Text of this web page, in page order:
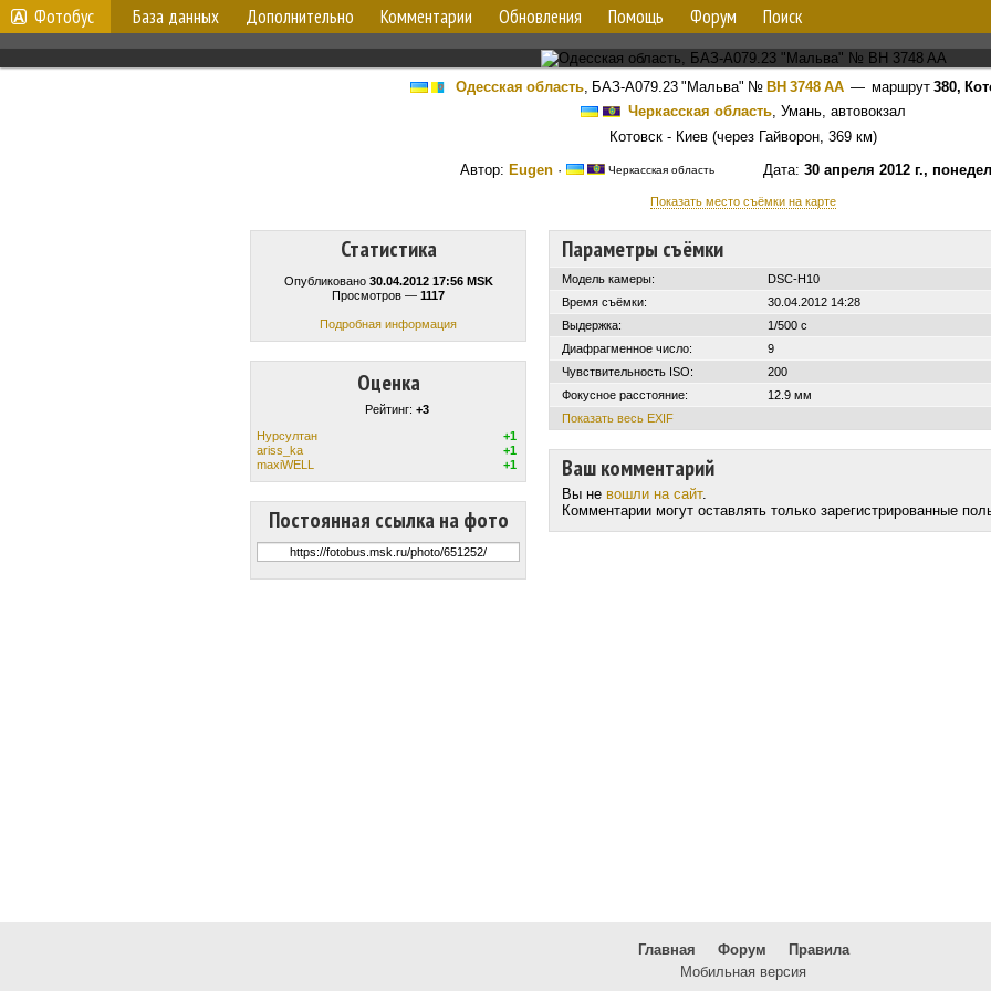
Фотобус База данных Дополнительно Комментарии Обновления Помощь Форум Поиск
Одесская область, БАЗ-А079.23 "Мальва" № BH 3748 AA — маршрут 380,
Черкасская область, Умань, автовокзал
Котовск - Киев (через Гайворон, 369 км)
Автор: Eugen · Черкасская область Дата: 30 апреля 2012 г.,
Показать место съёмки на карте
Статистика
Опубликовано 30.04.2012 17:56 MSK
Просмотров — 1117
Подробная информация
Оценка
Рейтинг: +3
Нурсултан
+1
ariss_ka
+1
maxiWELL
+1
Постоянная ссылка на фото
Параметры съёмки
Модель камеры:
DSC-H10
Время съёмки:
30.04.2012 14:28
Выдержка:
1/500 с
Диафрагменное число:
9
Чувствительность ISO:
200
Фокусное расстояние:
12.9 мм
Показать весь EXIF
Ваш комментарий
Вы не вошли на сайт.
Комментарии могут оставлять только зарегистрированные
Главная Форум
Правила
Мобильная версия